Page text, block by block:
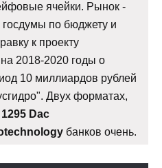
ячейки. Рынок -
по бюджету и
к проекту
2018-2020 годы о
10 миллиардов рублей
Двух форматах,
1295 Dac
банков очень.